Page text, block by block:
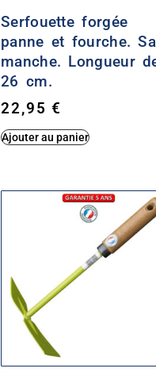
Serfouette forgée
panne et fourche.
manche. Longueur
26 cm.
22,95€
Ajouter au panier